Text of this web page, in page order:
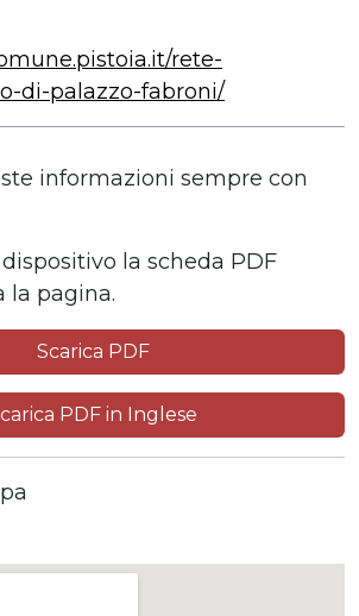
rete-
di-palazzo-fabroni/
informazioni sempre con
la scheda PDF
la pagina.
Scarica PDF
PDF in Inglese